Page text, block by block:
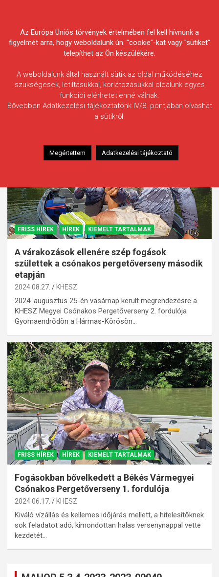
Egyesületek Szövetsége
Címke: csónakos pergetőverseny
FRISS HÍREK HÍREK KIEMELT TARTALMAK
A várakozások ellenére szép fogások
születtek a csónakos pergetőverseny második
etapján
2024.08.27. KHESZ
2024. augusztus 25-én vasárnap került megrendezésre a
KHESZ Megyei Csónakos Pergetőverseny 2. fordulója
Gyomaendrődön a Hármas-Körösön…
FRISS HÍREK HÍREK KIEMELT TARTALMAK
Fogásokban bővelkedett a Békés Vármegyei
Csónakos Pergetőverseny 1. fordulója
2024.06.17. KHESZ
Kiváló vízállás és kellemes időjárás mellett, a hitelesítőknek
sok feladatot adó, kimondottan halas versenynappal vette
kezdetét…
Az Európa Uniós törvények értelmében fel kell hívnunk a
figyelmét arra, hogy weboldalunk ún. "cookie"-kat vagy "sütiket"
telepíthet az Ön készülékére.
A weboldalunk által használt sütik az oldal működéséhez
szükségesek, letiltásukkal, korlátozásukkal oldalunk egyes
funkciói elérhetetlenné válnak.
Bővebben Adatkezelési tájékoztatónk IV/8. pontjában olvashat
a sütikről.
Megértettem Adatkezelési tájékoztató